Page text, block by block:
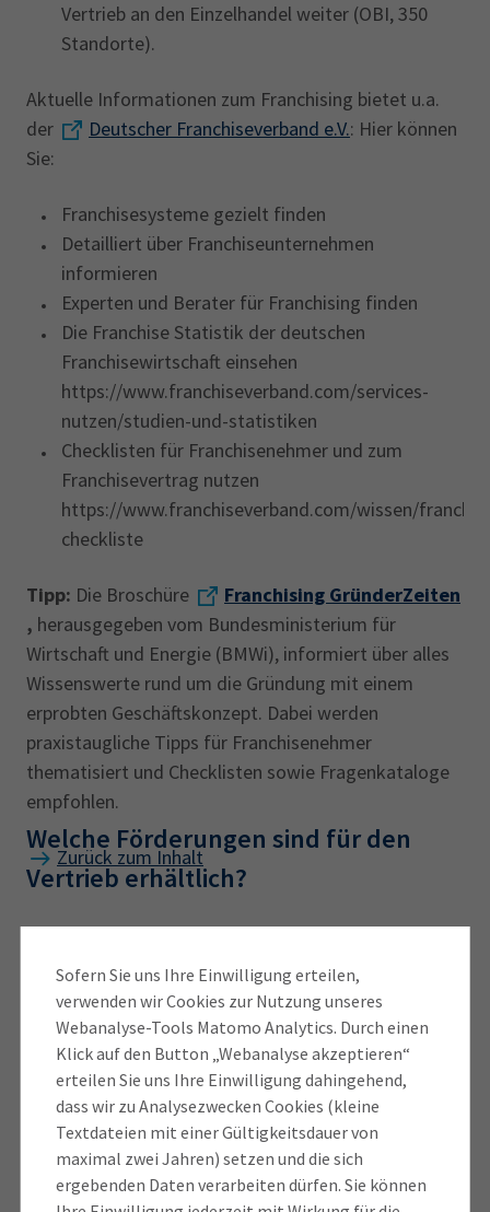
Sofern Sie uns Ihre Einwilligung erteilen,
verwenden wir Cookies zur Nutzung unseres
Webanalyse-Tools Matomo Analytics. Durch einen
Klick auf den Button „Webanalyse akzeptieren“
erteilen Sie uns Ihre Einwilligung dahingehend,
dass wir zu Analysezwecken Cookies (kleine
Textdateien mit einer Gültigkeitsdauer von
maximal zwei Jahren) setzen und die sich
ergebenden Daten verarbeiten dürfen. Sie können
Vertrieb an den Einzelhandel weiter (OBI, 350
Standorte).
Aktuelle Informationen zum Franchising bietet u.a.
der
Deutscher Franchiseverband e.V.: Hier können
Sie:
Franchisesysteme gezielt finden
Detailliert über Franchiseunternehmen
informieren
Experten und Berater für Franchising finden
Die Franchise Statistik der deutschen
Franchisewirtschaft einsehen
https://www.franchiseverband.com/services-
nutzen/studien-und-statistiken
Checklisten für Franchisenehmer und zum
Franchisevertrag nutzen
https://www.franchiseverband.com/wissen/
checkliste
Tipp: Die Broschüre
Franchising GründerZeiten
, herausgegeben vom Bundesministerium für
Wirtschaft und Energie (BMWi), informiert über alles
Wissenswerte rund um die Gründung mit einem
erprobten Geschäftskonzept. Dabei werden
praxistaugliche Tipps für Franchisenehmer
thematisiert und Checklisten sowie Fragenkataloge
empfohlen.
Zurück zum Inhalt
Welche Förderungen sind für den
Vertrieb erhältlich?
Das Bundesamt für Ausfuhrkontrolle und Wirtschaft
(BAFA ) bietet ein Förderprogramm an, mit dem auch
die Erstellung von Strategien und Konzeptionen zur
Vertriebsarbeit gefördert wird. Mit dem Coaching-
Programm „Förderung unternehmerischen Know-
hows“ wird hierzu ein Zuschuss in in Höhe von 50 %
zu Beratungskosten von max. 3.500 € gewährt.
Gefördert wird in diesem Rahmen auch die